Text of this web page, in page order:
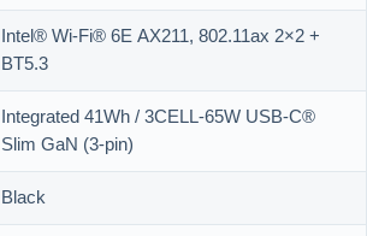
Intel® Wi-Fi® 6E AX211, 802.11ax 2×2 +
BT5.3
Integrated 41Wh / 3CELL-65W USB-C®
Slim GaN (3-pin)
Black